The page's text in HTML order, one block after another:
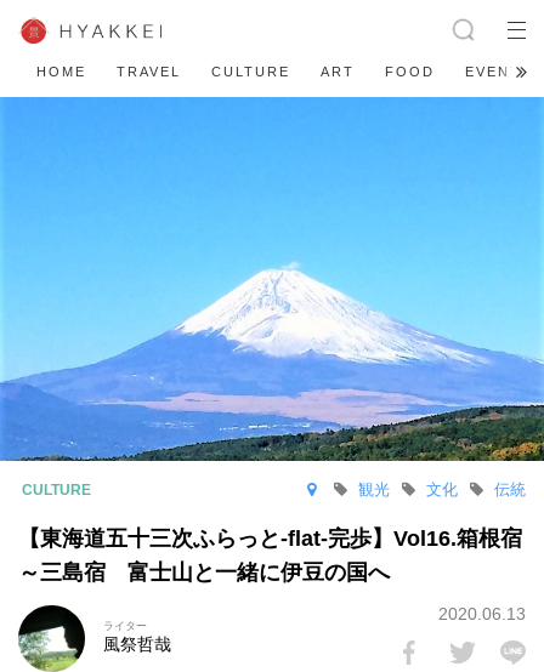
HOME TRAVEL CULTURE ART FOOD EVENT
伝統
文化
観光
【東海道五十三次ふらっと-flat-完歩】Vol16.箱根宿
～三島宿 富士山と一緒に伊豆の国へ
ライター
風祭哲哉
2020.06.13